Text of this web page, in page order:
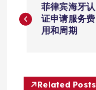
章
航
菲律宾海牙认
证申请服务费
用和周期
Related Posts